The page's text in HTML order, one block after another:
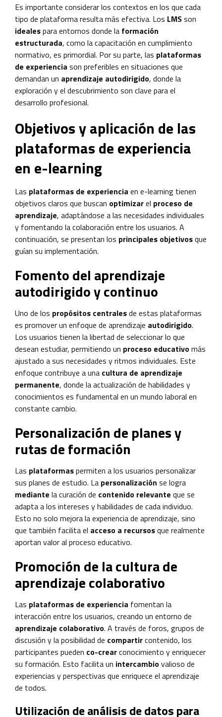
Es importante considerar los contextos en los que cada
tipo de plataforma resulta más efectiva. Los LMSson
idealespara entornos donde la formación
estructurada, como la capacitación en cumplimiento
normativo, es primordial. Por su parte, las plataformas
de experiencia son preferibles en situaciones que
demandan un aprendizaje autodirigido, donde la
exploración y el descubrimiento son clave para el
desarrollo profesional.
Objetivos y aplicación de las
plataformas de experiencia
en e-learning
Las plataformas de experiencia en e-learning tienen
objetivos claros que buscan optimizarel proceso de
aprendizaje, adaptándose a las necesidades individuales
y fomentando la colaboración entre los usuarios. A
continuación, se presentan los principales objetivosque
guían su implementación.
Fomento del aprendizaje
autodirigido y continuo
Uno de los propósitos centralesde estas plataformas
es promover un enfoque de aprendizaje autodirigido.
Los usuarios tienen la libertad de seleccionar lo que
desean estudiar, permitiendo un proceso educativomás
ajustado a sus necesidades y ritmos individuales. Este
enfoque contribuye a una cultura de aprendizaje
permanente, donde la actualización de habilidades y
conocimientos es fundamental en un mundo laboral en
constante cambio.
Personalización de planes y
rutas de formación
Las plataformaspermiten a los usuarios personalizar
sus planes de estudio. La personalización se logra
mediante la curación de contenido relevante que se
adapta a los intereses y habilidades de cada individuo.
Esto no solo mejora la experiencia de aprendizaje, sino
que también facilita el acceso a recursosque realmente
aportan valor al proceso educativo.
Promoción de la cultura de
aprendizaje colaborativo
Las plataformas de experiencia fomentan la
interacción entre los usuarios, creando un entorno de
aprendizaje colaborativo. A través de foros, grupos de
discusión y la posibilidad de compartircontenido, los
participantes pueden co-crearconocimiento y enriquecer
su formación. Esto facilita un intercambiovalioso de
experiencias y perspectivas que enriquece el aprendizaje
de todos.
Utilización de análisis de datos para